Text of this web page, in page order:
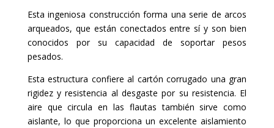
Esta ingeniosa construcción forma una serie de arcos
arqueados, que están conectados entre sí y son bien
conocidos por su capacidad de soportar pesos
pesados.
Esta estructura confiere al cartón corrugado una gran
rigidez y resistencia al desgaste por su resistencia. El
aire que circula en las flautas también sirve como
aislante, lo que proporciona un excelente aislamiento